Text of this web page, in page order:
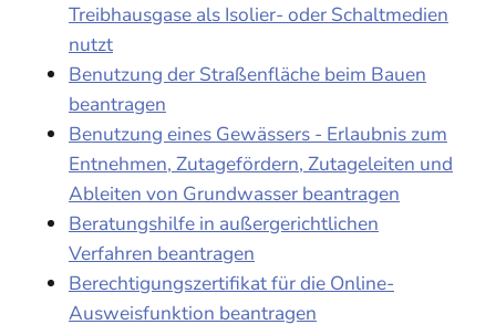
Treibhausgase als Isolier- oder Schaltmedien
nutzt
Benutzung der Straßenfläche beim Bauen
beantragen
Benutzung eines Gewässers - Erlaubnis zum
Entnehmen, Zutagefördern, Zutageleiten und
Ableiten von Grundwasser beantragen
Beratungshilfe in außergerichtlichen
Verfahren beantragen
Berechtigungszertifikat für die Online-
Ausweisfunktion beantragen